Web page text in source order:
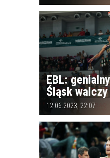
EBL:
Śląsk
12.06.2023, 22:07